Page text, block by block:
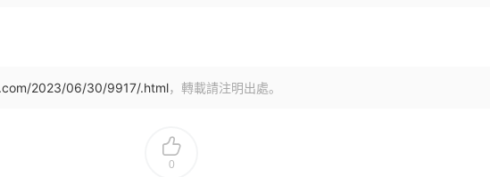
2023/06/30/9917/.html，轉載請注明出處。
0